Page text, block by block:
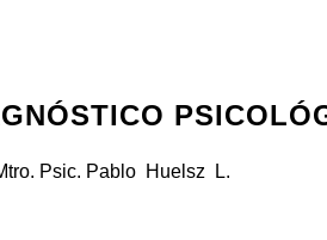
Psic. Pablo Huelsz L.